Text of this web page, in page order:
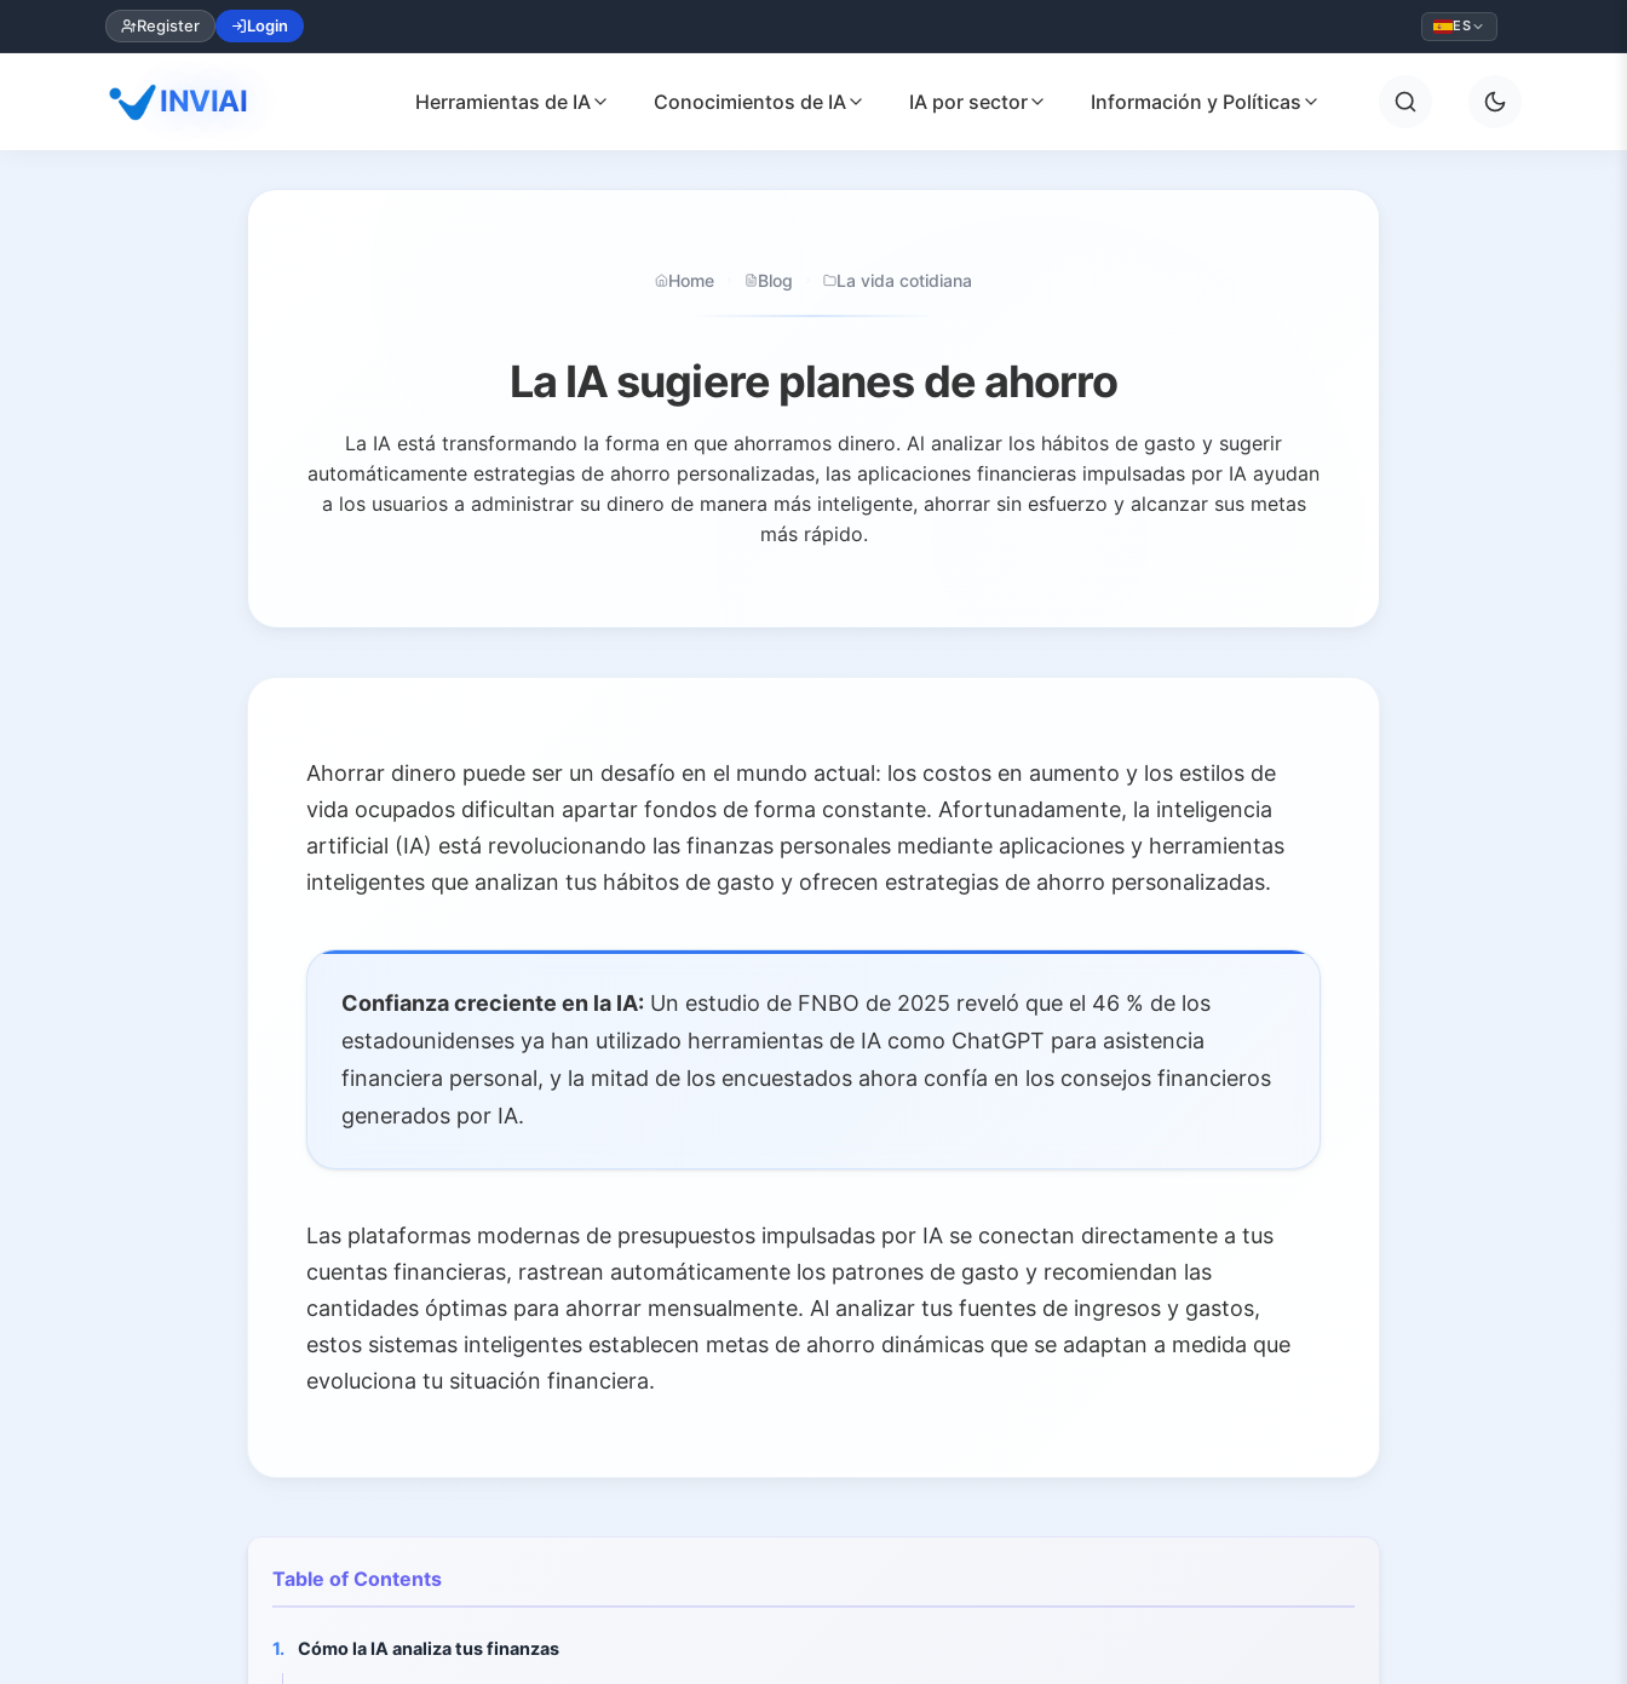
Register Login ES
INVIAI Herramientas de IA Conocimientos de IA IA por sector Información y Políticas
Home Blog La vida cotidiana
La IA sugiere planes de ahorro
La IA está transformando la forma en que ahorramos dinero. Al analizar los hábitos de gasto y sugerir
automáticamente estrategias de ahorro personalizadas, las aplicaciones financieras impulsadas por IA ayudan
a los usuarios a administrar su dinero de manera más inteligente, ahorrar sin esfuerzo y alcanzar sus metas
más rápido.
Ahorrar dinero puede ser un desafío en el mundo actual: los costos en aumento y los estilos de
vida ocupados dificultan apartar fondos de forma constante. Afortunadamente, la inteligencia
artificial (IA) está revolucionando las finanzas personales mediante aplicaciones y herramientas
inteligentes que analizan tus hábitos de gasto y ofrecen estrategias de ahorro personalizadas.
Confianza creciente en la IA: Un estudio de FNBO de 2025 reveló que el 46 % de los
estadounidenses ya han utilizado herramientas de IA como ChatGPT para asistencia
financiera personal, y la mitad de los encuestados ahora confía en los consejos financieros
generados por IA.
Las plataformas modernas de presupuestos impulsadas por IA se conectan directamente a tus
cuentas financieras, rastrean automáticamente los patrones de gasto y recomiendan las
cantidades óptimas para ahorrar mensualmente. Al analizar tus fuentes de ingresos y gastos,
estos sistemas inteligentes establecen metas de ahorro dinámicas que se adaptan a medida que
evoluciona tu situación financiera.
Table of Contents
1. Cómo la IA analiza tus finanzas